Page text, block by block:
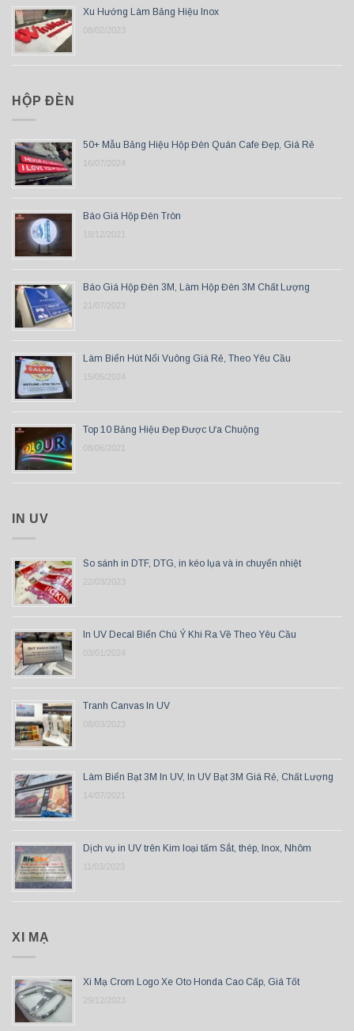
Xu Hướng Làm Bảng Hiệu Inox
08/02/2023
HỘP ĐÈN
50+ Mẫu Bảng Hiệu Hộp Đèn Quán Cafe Đẹp, Giá Rẻ
16/07/2024
Báo Giá Hộp Đèn Tròn
18/12/2021
Báo Giá Hộp Đèn 3M, Làm Hộp Đèn 3M Chất Lượng
21/07/2023
Làm Biển Hút Nổi Vuông Giá Rẻ, Theo Yêu Cầu
15/05/2024
Top 10 Bảng Hiệu Đẹp Được Ưa Chuộng
08/06/2021
IN UV
So sánh in DTF, DTG, in kéo lụa và in chuyển nhiệt
22/03/2023
In UV Decal Biển Chú Ý Khi Ra Về Theo Yêu Cầu
03/01/2024
Tranh Canvas In UV
08/03/2023
Làm Biển Bạt 3M In UV, In UV Bạt 3M Giá Rẻ, Chất Lượng
14/07/2021
Dịch vụ in UV trên Kim loại tấm Sắt, thép, Inox, Nhôm
11/03/2023
XI MẠ
Xi Mạ Crom Logo Xe Oto Honda Cao Cấp, Giá Tốt
29/12/2023